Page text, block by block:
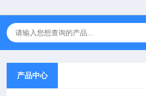
产品中心